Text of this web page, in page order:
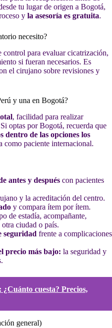
tu lugar de origen a Bogotá,
y la asesoría es gratuita.
necesito?
para evaluar cicatrización,
si fueran necesarios. Es
el cirujano sobre revisiones y
y una en Bogotá?
, facilidad para realizar
optas por Bogotá, recuerda que
dentro de las opciones los
como paciente internacional.
antes y después con pacientes
y la acreditación del centro.
y compara ítem por ítem.
de estadía, acompañante,
ciudad o país.
seguridad frente a complicaciones
precio más bajo: la seguridad y
cuesta? Precios,
general)